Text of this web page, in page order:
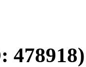
478918)